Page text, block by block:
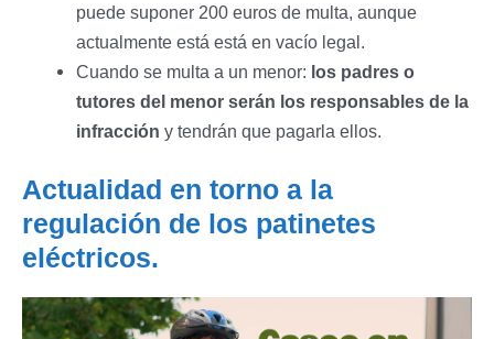
puede suponer 200 euros de multa, aunque
actualmente está está en vacío legal.
Cuando se multa a un menor: los padres o
tutores del menor serán los responsables de la
infracción y tendrán que pagarla ellos.
Actualidad en torno a la
regulación de los patinetes
eléctricos.